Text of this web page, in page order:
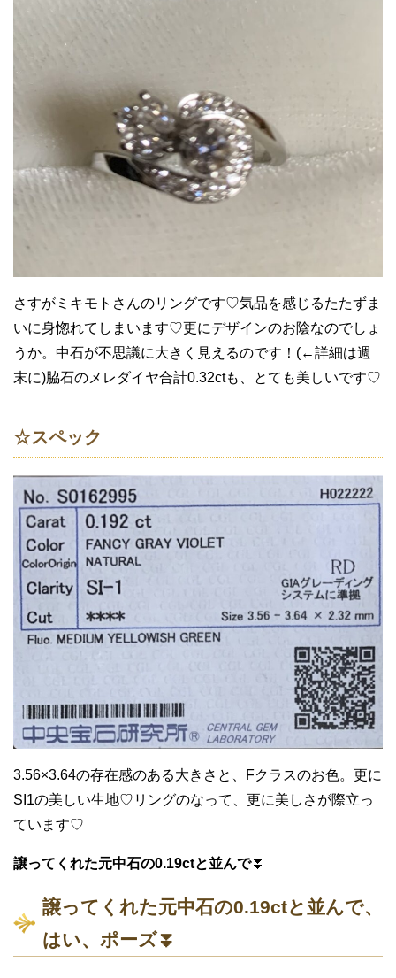
さすがミキモトさんのリングです♡気品を感じるたたずま
いに身惚れてしまいます♡更にデザインのお陰なのでしょ
うか。中石が不思議に大きく見えるのです！(←詳細は週
末に)脇石のメレダイヤ合計0.32ctも、とても美しいです♡
☆スペック
3.56×3.64の存在感のある大きさと、Fクラスのお色。更に
SI1の美しい生地♡リングのなって、更に美しさが際立っ
ています♡
譲ってくれた元中石の0.19ctと並んで⏬
譲ってくれた元中石の0.19ctと並んで、
はい、ポーズ⏬